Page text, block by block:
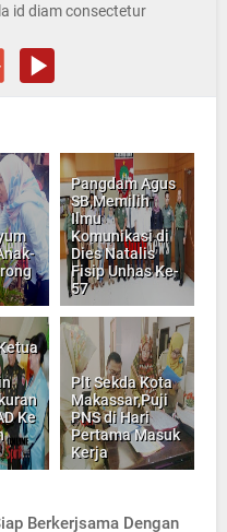
id diam consectetur
Pangdam Agus
SB,Memilih
Ilmu
Komunikasi di
Dies Natalis
Fisip Unhas Ke-
57
Ke
Plt Sekda Kota
Makassar,Puji
PNS di Hari
Pertama Masuk
Kerja
Berkerjsama Dengan